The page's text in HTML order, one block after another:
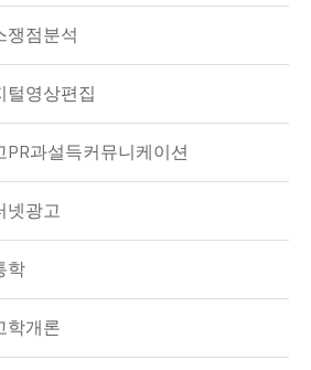
쟁점분석
털영상편집
PR과설득커뮤니케이션
넷광고
학
학개론